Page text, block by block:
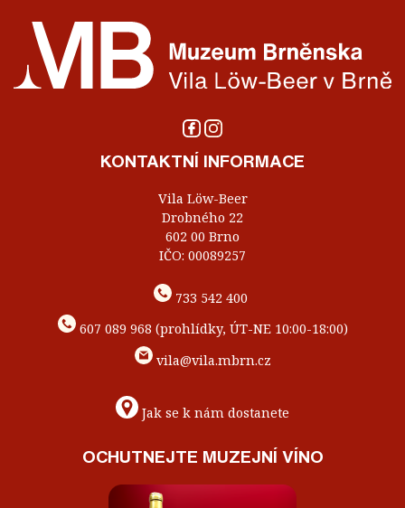
KONTAKTNÍ INFORMACE
Vila Löw-Beer
Drobného 22
602 00 Brno
IČO: 00089257
733 542 400
607 089 968 (prohlídky, ÚT-NE 10:00-18:00)
vila@vila.mbrn.cz
Jak se k nám dostanete
OCHUTNEJTE MUZEJNÍ VÍNO